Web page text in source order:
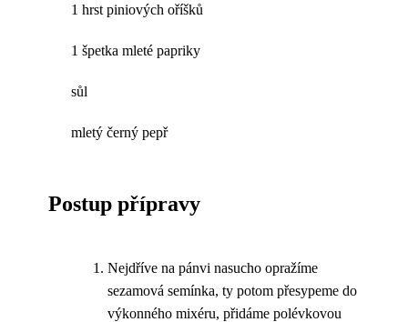
1 hrst piniových oříšků
1 špetka mleté papriky
sůl
mletý černý pepř
Postup přípravy
Nejdříve na pánvi nasucho opražíme
sezamová semínka, ty potom přesypeme do
výkonného mixéru, přidáme polévkovou